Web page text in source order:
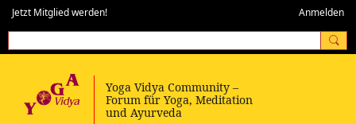
Jetzt Mitglied werden! Anmelden